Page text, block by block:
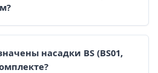
насадки BS (BS01,